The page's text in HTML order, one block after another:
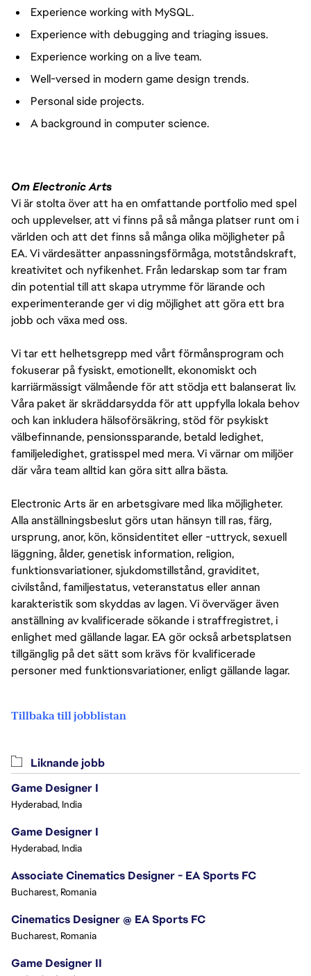
Experience working with MySQL.
Experience with debugging and triaging issues.
Experience working on a live team.
Well-versed in modern game design trends.
Personal side projects.
A background in computer science.
Om Electronic Arts
Vi är stolta över att ha en omfattande portfolio med spel
och upplevelser, att vi finns på så många platser runt om i
världen och att det finns så många olika möjligheter på
EA. Vi värdesätter anpassningsförmåga, motståndskraft,
kreativitet och nyfikenhet. Från ledarskap som tar fram
din potential till att skapa utrymme för lärande och
experimenterande ger vi dig möjlighet att göra ett bra
jobb och växa med oss.
Vi tar ett helhetsgrepp med vårt förmånsprogram och
fokuserar på fysiskt, emotionellt, ekonomiskt och
karriärmässigt välmående för att stödja ett balanserat liv.
Våra paket är skräddarsydda för att uppfylla lokala behov
och kan inkludera hälsoförsäkring, stöd för psykiskt
välbefinnande, pensionssparande, betald ledighet,
familjeledighet, gratisspel med mera. Vi värnar om miljöer
där våra team alltid kan göra sitt allra bästa.
Electronic Arts är en arbetsgivare med lika möjligheter.
Alla anställningsbeslut görs utan hänsyn till ras, färg,
ursprung, anor, kön, könsidentitet eller -uttryck, sexuell
läggning, ålder, genetisk information, religion,
funktionsvariationer, sjukdomstillstånd, graviditet,
civilstånd, familjestatus, veteranstatus eller annan
karakteristik som skyddas av lagen. Vi överväger även
anställning av kvalificerade sökande i straffregistret, i
enlighet med gällande lagar. EA gör också arbetsplatsen
tillgänglig på det sätt som krävs för kvalificerade
personer med funktionsvariationer, enligt gällande lagar.
Tillbaka till jobblistan
Liknande jobb
Game Designer I
Hyderabad, India
Game Designer I
Hyderabad, India
Associate Cinematics Designer - EA Sports FC
Bucharest, Romania
Cinematics Designer @ EA Sports FC
Bucharest, Romania
Game Designer II